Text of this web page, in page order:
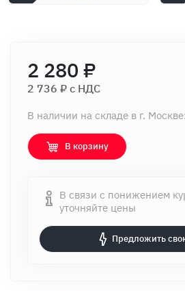
2 280 ₽
2 736 ₽ c НДС
В наличии на складе в г.
В корзину
В связи с понижением
уточняйте цены
Предложить